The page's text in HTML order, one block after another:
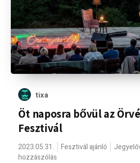
tixa
Öt naposra bővül az
Fesztivál
2023.05.31. Fesztivál ajánló
hozzászólás